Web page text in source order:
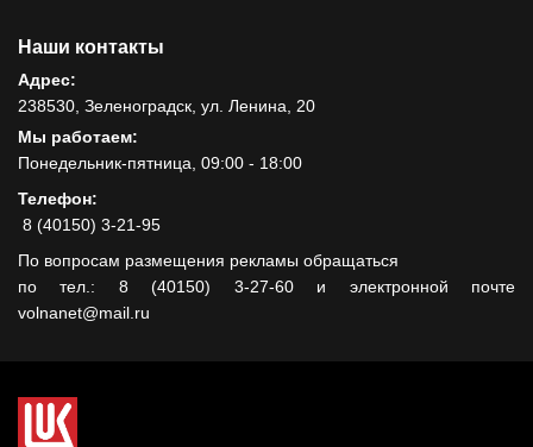
Наши контакты
Адрес:
238530, Зеленоградск, ул. Ленина, 20
Мы работаем:
Понедельник-пятница, 09:00 - 18:00
Телефон:
8 (40150) 3-21-95
По вопросам размещения рекламы обращаться
по тел.: 8 (40150) 3-27-60 и электронной почте
volnanet@mail.ru